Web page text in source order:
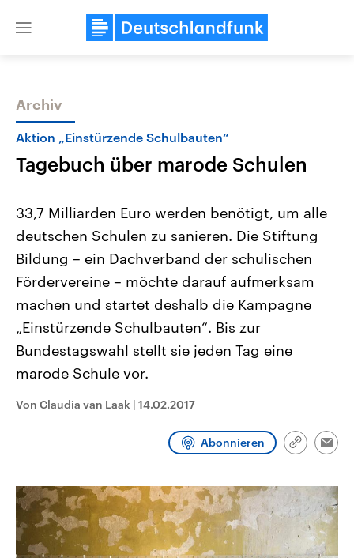
Close
Themen
Landtagswahl Sachsen-Anhalt
2026
Alle Informationen
Sachsen-Anhalt wählt am 6.
September 2026 einen neuen
Landtag. Seit 2021 wird das
Bundesland von einer Koalition aus
Umfragen, Prognosen,
und Hintergründe zu den Parteien
und Kandidaten der anstehenden
USA
Aktuelle Beiträge,
Hintergründe
Wirtschaftlich und
gehören die Vereinigten
mit großem Einfluss auf
Sendungen Programm
Archiv
Aktion „Einstürzende Schulbauten“
Tagebuch über marode Schulen
33,7 Milliarden Euro werden benötigt, um alle
deutschen Schulen zu sanieren. Die Stiftung
Bildung – ein Dachverband der schulischen
Fördervereine – möchte darauf aufmerksam
machen und startet deshalb die Kampagne
„Einstürzende Schulbauten“. Bis zur
Bundestagswahl stellt sie jeden Tag eine
marode Schule vor.
Von Claudia van Laak | 14.02.2017
Abonnieren
Link